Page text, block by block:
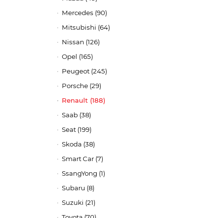
Mercedes (90)
Mitsubishi (64)
Nissan (126)
Opel (165)
Peugeot (245)
Porsche (29)
Renault (188)
Saab (38)
Seat (199)
Skoda (38)
Smart Car (7)
SsangYong (1)
Subaru (8)
Suzuki (21)